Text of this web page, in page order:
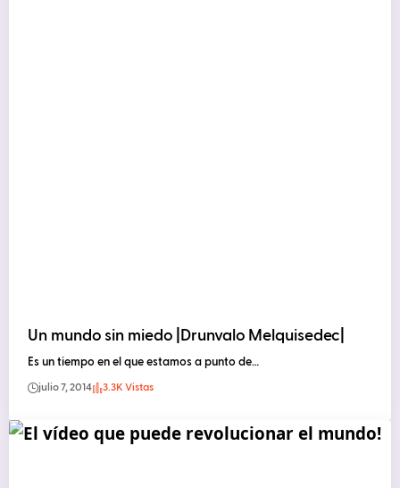
Un mundo sin miedo |Drunvalo Melquisedec|
Es un tiempo en el que estamos a punto de…
julio 7, 2014 3.3K Vistas